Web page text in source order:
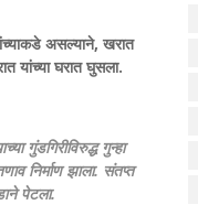
असल्याने, खरात
यांच्या घरात घुसला.
गुंडगिरीविरुद्ध गुन्हा
निर्माण झाला. संतप्त
पेटला.